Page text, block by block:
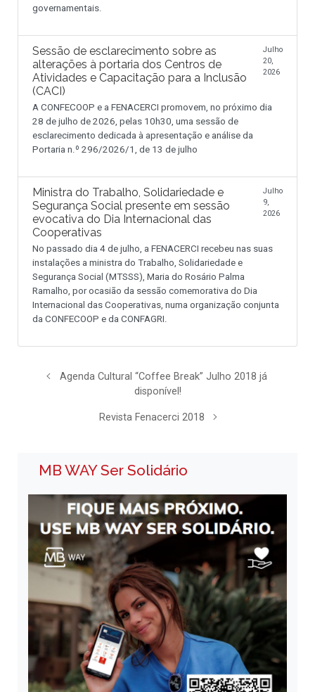
governamentais.
Sessão de esclarecimento sobre as
alterações à portaria dos Centros de
Atividades e Capacitação para a Inclusão
(CACI)
Julho
20,
2026
A CONFECOOP e a FENACERCI promovem, no próximo dia
28 de julho de 2026, pelas 10h30, uma sessão de
esclarecimento dedicada à apresentação e análise da
Portaria n.º 296/2026/1, de 13 de julho
Ministra do Trabalho, Solidariedade e
Segurança Social presente em sessão
evocativa do Dia Internacional das
Cooperativas
Julho
9,
2026
No passado dia 4 de julho, a FENACERCI recebeu nas suas
instalações a ministra do Trabalho, Solidariedade e
Segurança Social (MTSSS), Maria do Rosário Palma
Ramalho, por ocasião da sessão comemorativa do Dia
Internacional das Cooperativas, numa organização conjunta
da CONFECOOP e da CONFAGRI.
Agenda Cultural “Coffee Break” Julho 2018 já
disponível!
Revista Fenacerci 2018
MB WAY Ser Solidário